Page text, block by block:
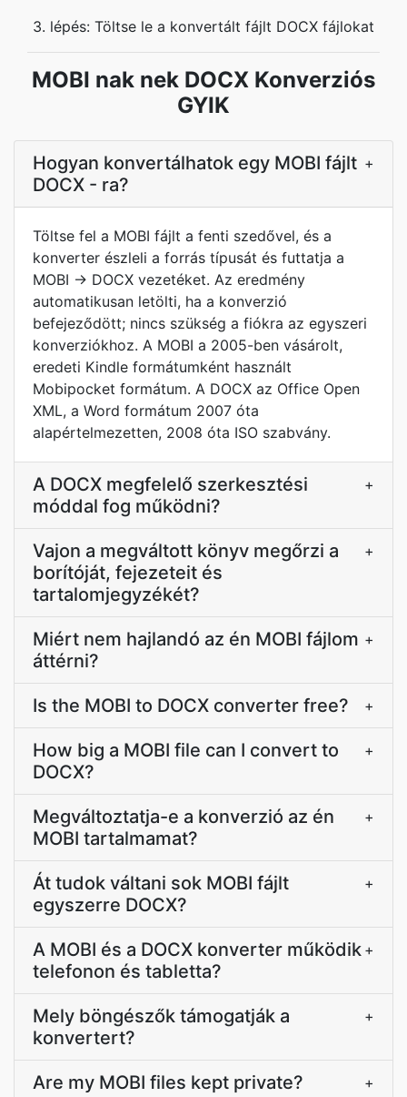
3. lépés: Töltse le a konvertált fájlt DOCX fájlokat
MOBI nak nek DOCX Konverziós
GYIK
Hogyan konvertálhatok egy MOBI fájlt
DOCX - ra?
+
Töltse fel a MOBI fájlt a fenti szedővel, és a
konverter észleli a forrás típusát és futtatja a
MOBI → DOCX vezetéket. Az eredmény
automatikusan letölti, ha a konverzió
befejeződött; nincs szükség a fiókra az egyszeri
konverziókhoz. A MOBI a 2005-ben vásárolt,
eredeti Kindle formátumként használt
Mobipocket formátum. A DOCX az Office Open
XML, a Word formátum 2007 óta
alapértelmezetten, 2008 óta ISO szabvány.
A DOCX megfelelő szerkesztési
móddal fog működni?
+
Vajon a megváltott könyv megőrzi a
borítóját, fejezeteit és
tartalomjegyzékét?
+
Miért nem hajlandó az én MOBI fájlom
áttérni?
+
Is the MOBI to DOCX converter free? +
How big a MOBI file can I convert to
DOCX?
+
Megváltoztatja-e a konverzió az én
MOBI tartalmamat?
+
Át tudok váltani sok MOBI fájlt
egyszerre DOCX?
+
A MOBI és a DOCX konverter működik
telefonon és tabletta?
+
Mely böngészők támogatják a
konvertert?
+
Are my MOBI files kept private? +